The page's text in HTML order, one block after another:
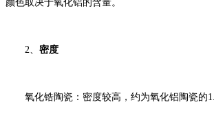
颜色取决于氧化铝的含量。
2、 密度
氧化锆陶瓷：密度较高，约为氧化铝陶瓷的